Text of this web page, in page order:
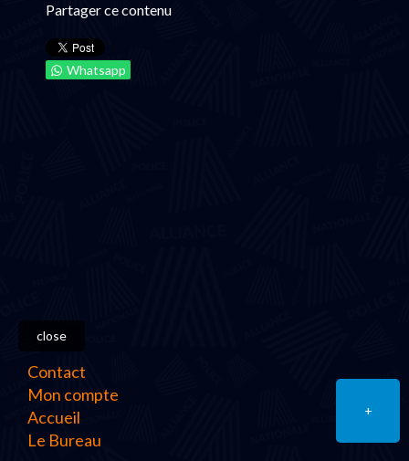
Partager ce contenu
Whatsapp
+
close
Contact
Mon compte
Accueil
Le Bureau